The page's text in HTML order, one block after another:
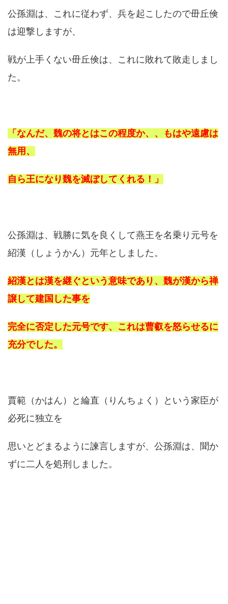
公孫淵は、これに従わず、兵を起こしたので毌丘倹
は迎撃しますが、
戦が上手くない毌丘倹は、これに敗れて敗走しまし
た。
「なんだ、魏の将とはこの程度か、、もはや遠慮は
無用、
自ら王になり魏を滅ぼしてくれる！」
公孫淵は、戦勝に気を良くして燕王を名乗り元号を
紹漢（しょうかん）元年としました。
紹漢とは漢を継ぐという意味であり、魏が漢から禅
譲して建国した事を
完全に否定した元号です、これは曹叡を怒らせるに
充分でした。
賈範（かはん）と綸直（りんちょく）という家臣が
必死に独立を
思いとどまるように諫言しますが、公孫淵は、聞か
ずに二人を処刑しました。